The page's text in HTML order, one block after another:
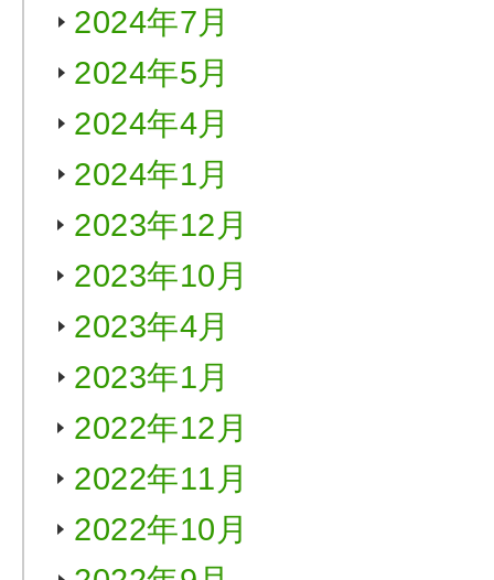
2024年7月
2024年5月
2024年4月
2024年1月
2023年12月
2023年10月
2023年4月
2023年1月
2022年12月
2022年11月
2022年10月